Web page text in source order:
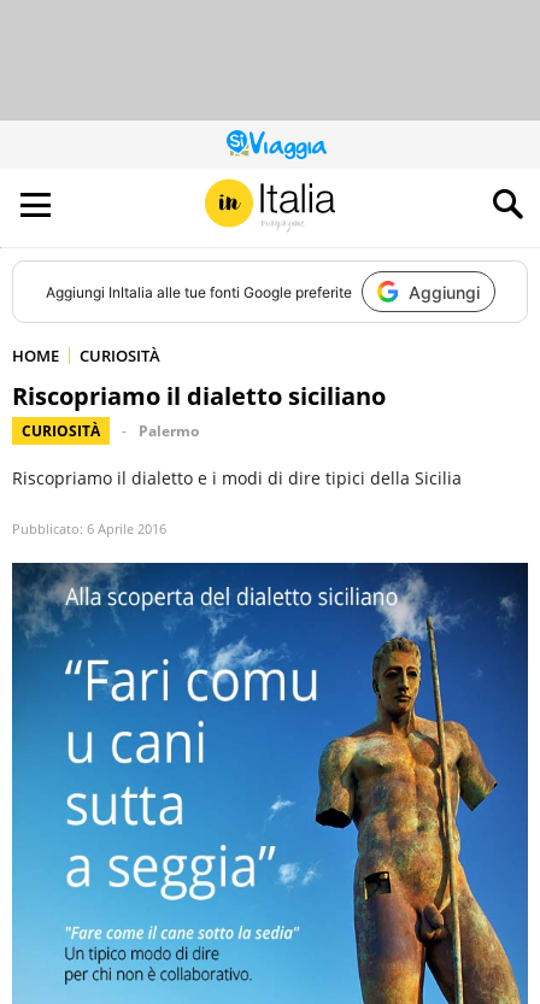
QUESTO
SITO
CONTRIBUISCE
ALL’AUDIENCE
DI
Aggiungi InItalia alle tue fonti Google preferite Aggiungi
HOME CURIOSITÀ
Riscopriamo il dialetto siciliano
CURIOSITÀ Palermo
Riscopriamo il dialetto e i modi di dire tipici della Sicilia
Pubblicato: 6 Aprile 2016